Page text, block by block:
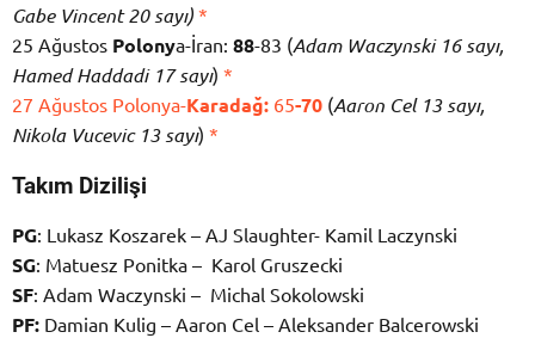
Gabe Vincent 20 sayı) *
25 Ağustos Polonya-İran: 88-83 (Adam Waczynski 16 sayı,
Hamed Haddadi 17 sayı) *
27 Ağustos Polonya-Karadağ: 65-70 (Aaron Cel 13 sayı,
Nikola Vucevic 13 sayı) *
Takım Dizilişi
PG: Lukasz Koszarek – AJ Slaughter- Kamil Laczynski
SG: Matuesz Ponitka – Karol Gruszecki
SF: Adam Waczynski – Michal Sokolowski
PF: Damian Kulig – Aaron Cel – Aleksander Balcerowski